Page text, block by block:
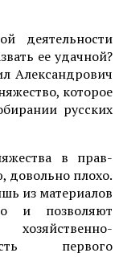
деятельности
ее удачной?
Александрович
которое
русских
в прав­
довольно плохо.
из материалов
и позволяют
первого